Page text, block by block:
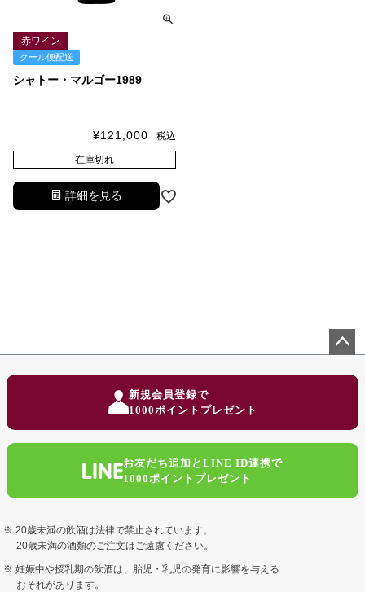
シャトー・マルゴー1989
赤ワイン
クール便配送
¥121,000 税込
在庫切れ
詳細を見る
新規会員登録で
1000ポイントプレゼント
お友だち追加とLINE ID連携で
1000ポイントプレゼント
20歳未満の飲酒は法律で禁止されています。
20歳未満の酒類のご注文はご遠慮ください。
妊娠中や授乳期の飲酒は、胎児・乳児の発育に影響を与える
おそれがあります。